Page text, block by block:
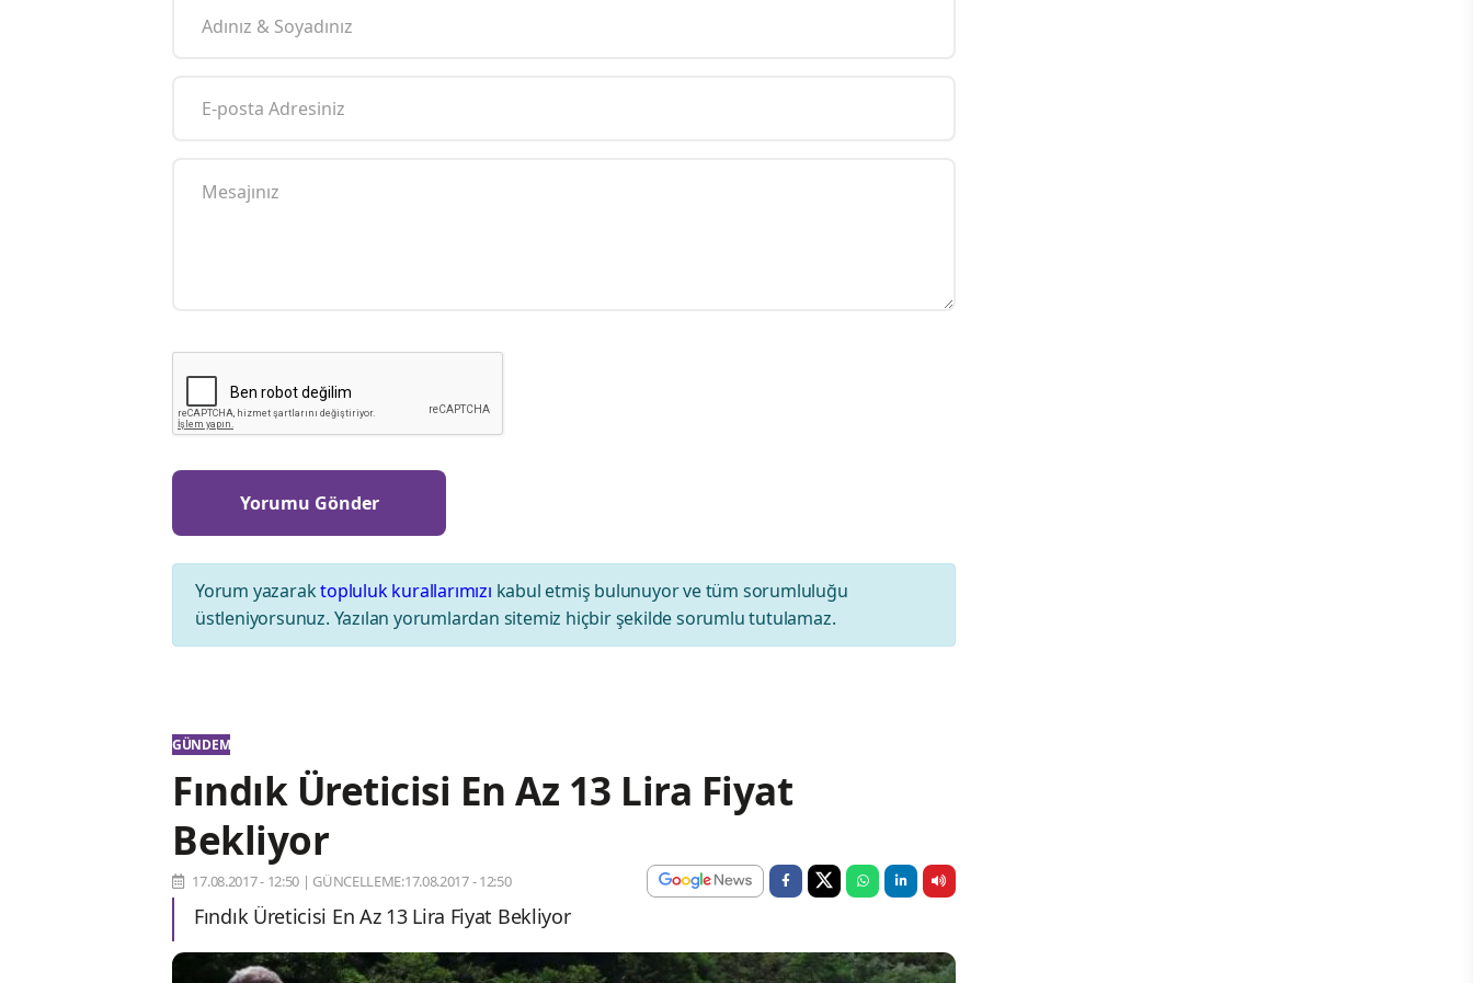
Yorum yazaraktopluluk kurallarımızı kabul etmiş bulunuyor ve tüm sorumluluğu
üstleniyorsunuz. Yazılan yorumlardan sitemiz hiçbir şekilde sorumlu tutulamaz.
GÜNDEM
Fındık Üreticisi En Az 13 Lira Fiyat
Bekliyor
17.08.2017 - 12:50 | GÜNCELLEME:17.08.2017 - 12:50
Fındık Üreticisi En Az 13 Lira Fiyat Bekliyor